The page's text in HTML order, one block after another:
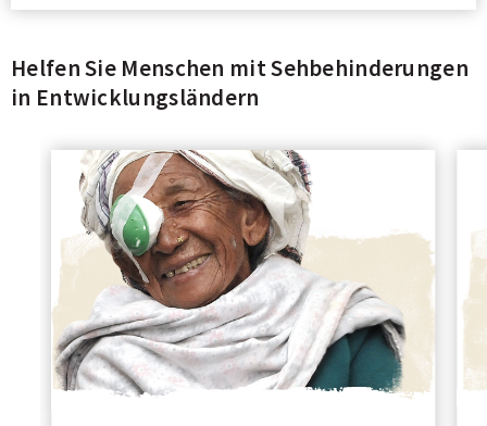
Helfen Sie Menschen mit Sehbehinderungen
in Entwicklungsländern